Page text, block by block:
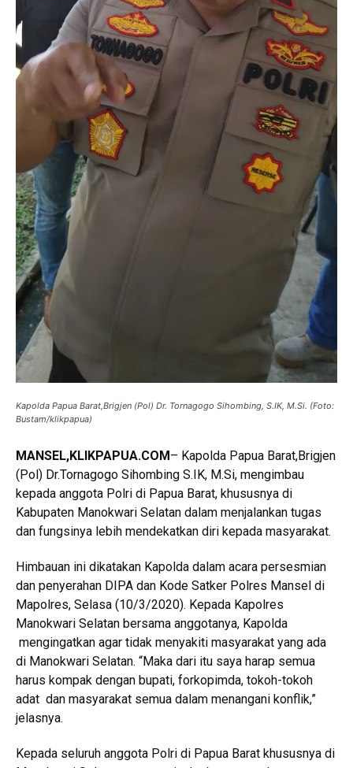
Kapolda Papua Barat,Brigjen (Pol) Dr. Tornagogo Sihombing, S.IK, M.Si. (Foto:
Bustam/klikpapua)
MANSEL,KLIKPAPUA.COM– Kapolda Papua Barat,Brigjen
(Pol) Dr.Tornagogo Sihombing S.IK, M.Si, mengimbau
kepada anggota Polri di Papua Barat, khususnya di
Kabupaten Manokwari Selatan dalam menjalankan tugas
dan fungsinya lebih mendekatkan diri kepada masyarakat.
Himbauan ini dikatakan Kapolda dalam acara persesmian
dan penyerahan DIPA dan Kode Satker Polres Mansel di
Mapolres, Selasa (10/3/2020). Kepada Kapolres
Manokwari Selatan bersama anggotanya, Kapolda
mengingatkan agar tidak menyakiti masyarakat yang ada
di Manokwari Selatan. “Maka dari itu saya harap semua
harus kompak dengan bupati, forkopimda, tokoh-tokoh
adat dan masyarakat semua dalam menangani konflik,”
jelasnya.
Kepada seluruh anggota Polri di Papua Barat khususnya di